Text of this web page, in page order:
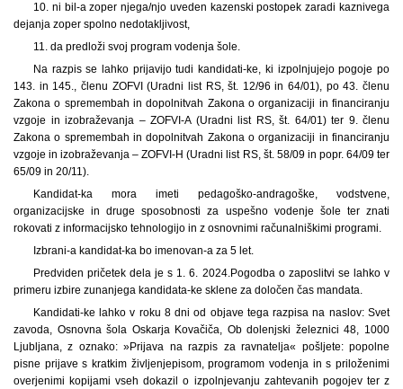
10. ni bil-a zoper njega/njo uveden kazenski postopek zaradi kaznivega
dejanja zoper spolno nedotakljivost,
11. da predloži svoj program vodenja šole.
Na razpis se lahko prijavijo tudi kandidati-ke, ki izpolnjujejo pogoje po
143. in 145., členu ZOFVI (Uradni list RS, št. 12/96 in 64/01), po 43. členu
Zakona o spremembah in dopolnitvah Zakona o organizaciji in financiranju
vzgoje in izobraževanja – ZOFVI-A (Uradni list RS, št. 64/01) ter 9. členu
Zakona o spremembah in dopolnitvah Zakona o organizaciji in financiranju
vzgoje in izobraževanja – ZOFVI-H (Uradni list RS, št. 58/09 in popr. 64/09 ter
65/09 in 20/11).
Kandidat-ka mora imeti pedagoško-andragoške, vodstvene,
organizacijske in druge sposobnosti za uspešno vodenje šole ter znati
rokovati z informacijsko tehnologijo in z osnovnimi računalniškimi programi.
Izbrani-a kandidat-ka bo imenovan-a za 5 let.
Predviden pričetek dela je s 1. 6. 2024.Pogodba o zaposlitvi se lahko v
primeru izbire zunanjega kandidata-ke sklene za določen čas mandata.
Kandidati-ke lahko v roku 8 dni od objave tega razpisa na naslov: Svet
zavoda, Osnovna šola Oskarja Kovačiča, Ob dolenjski železnici 48, 1000
Ljubljana, z oznako: »Prijava na razpis za ravnatelja« pošljete: popolne
pisne prijave s kratkim življenjepisom, programom vodenja in s priloženimi
overjenimi kopijami vseh dokazil o izpolnjevanju zahtevanih pogojev ter z